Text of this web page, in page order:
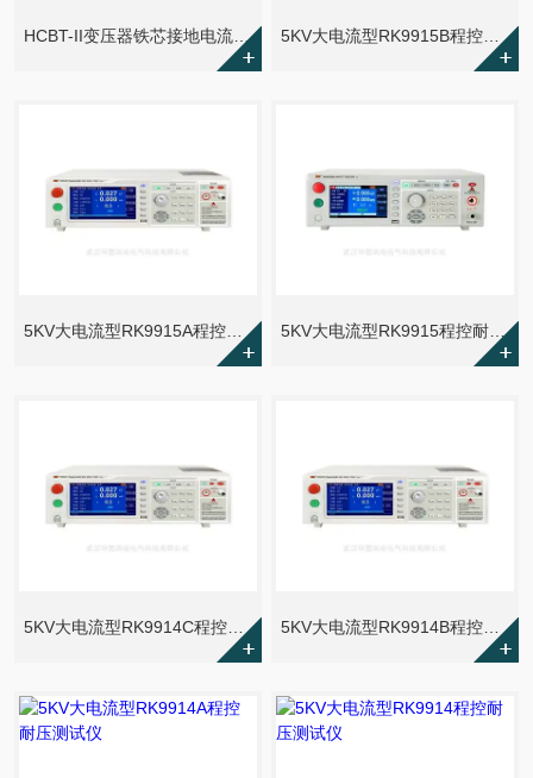
HCBT-II变压器铁芯接地电流测试仪 5KV大电流型RK9915B程控耐压测试仪
5KV大电流型RK9915A程控耐压测试仪 5KV大电流型RK9915程控耐压测试仪